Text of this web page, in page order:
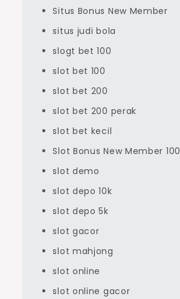
Situs Bonus New Member
situs judi bola
slogt bet 100
slot bet 100
slot bet 200
slot bet 200 perak
slot bet kecil
Slot Bonus New Member 100
slot demo
slot depo 10k
slot depo 5k
slot gacor
slot mahjong
slot online
slot online gacor